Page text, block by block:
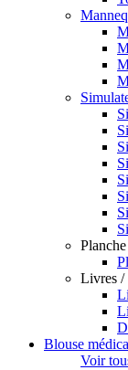
Livres /
Blouse
Voir